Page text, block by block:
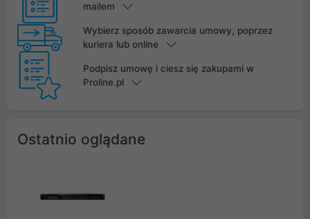
mailem
Wybierz sposób zawarcia umowy, poprzez
kuriera lub online
Podpisz umowę i ciesz się zakupami w
Proline.pl
Ostatnio oglądane